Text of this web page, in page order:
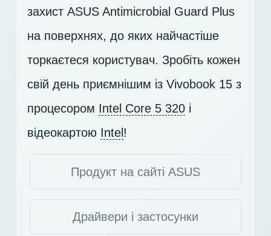
захист ASUS Antimicrobial Guard Plus
на поверхнях, до яких найчастіше
торкаєтеся користувач. Зробіть кожен
свій день приємнішим із Vivobook 15 з
процесором Intel Core 5 320 і
відеокартою Intel !
Продукт на сайті ASUS
Драйвери і застосунки